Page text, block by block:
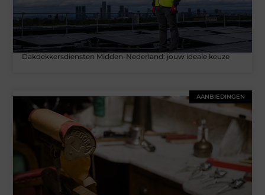
Dakdekkersdiensten Midden-Nederland: jouw ideale keuze
AANBIEDINGEN